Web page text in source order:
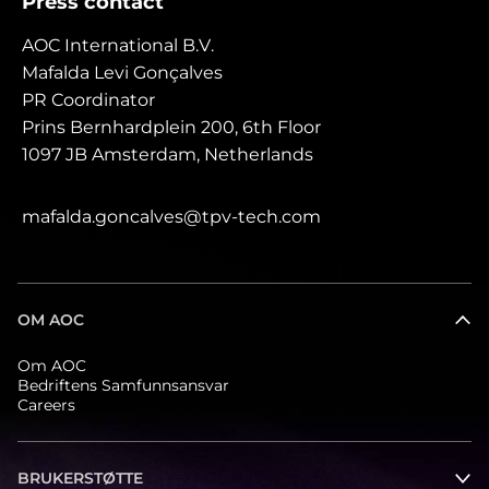
AOC International B.V.
Mafalda Levi Gonçalves
PR Coordinator
Prins Bernhardplein 200, 6th Floor
1097 JB Amsterdam, Netherlands
mafalda.goncalves@tpv-tech.com
OM AOC
Om AOC
Bedriftens Samfunnsansvar
Careers
BRUKERSTØTTE